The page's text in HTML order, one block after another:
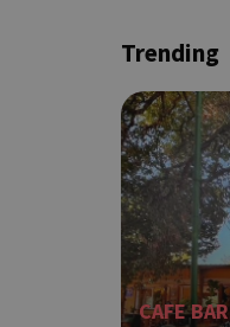
Trending
CAFE BAR